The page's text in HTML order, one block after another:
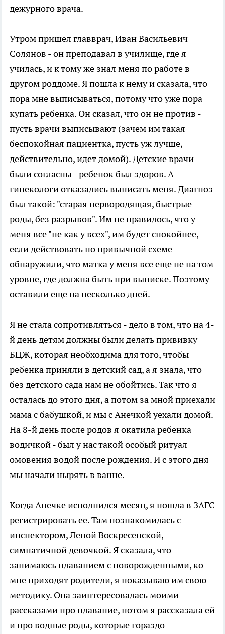
дежурного врача.
Утром пришел главврач, Иван Васильевич
Солянов - он преподавал в училище, где я
училась, и к тому же знал меня по работе в
другом роддоме. Я пошла к нему и сказала, что
пора мне выписываться, потому что уже пора
купать ребенка. Он сказал, что он не против -
пусть врачи выписывают (зачем им такая
беспокойная пациентка, пусть уж лучше,
действительно, идет домой). Детские врачи
были согласны - ребенок был здоров. А
гинекологи отказались выписать меня. Диагноз
был такой: "старая первородящая, быстрые
роды, без разрывов". Им не нравилось, что у
меня все "не как у всех", им будет спокойнее,
если действовать по привычной схеме -
обнаружили, что матка у меня все еще не на том
уровне, где должна быть при выписке. Поэтому
оставили еще на несколько дней.
Я не стала сопротивляться - дело в том, что на 4-
й день детям должны были делать прививку
БЦЖ, которая необходима для того, чтобы
ребенка приняли в детский сад, а я знала, что
без детского сада нам не обойтись. Так что я
осталась до этого дня, а потом за мной приехали
мама с бабушкой, и мы с Анечкой уехали домой.
На 8-й день после родов я окатила ребенка
водичкой - был у нас такой особый ритуал
омовения водой после рождения. И с этого дня
мы начали нырять в ванне.
Когда Анечке исполнился месяц, я пошла в ЗАГС
регистрировать ее. Там познакомилась с
инспектором, Леной Воскресенской,
симпатичной девочкой. Я сказала, что
занимаюсь плаванием с новорожденными, ко
мне приходят родители, я показываю им свою
методику. Она заинтересовалась моими
рассказами про плавание, потом я рассказала ей
и про водные роды, которые гораздо